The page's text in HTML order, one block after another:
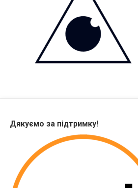
Дякуємо за підтримку!